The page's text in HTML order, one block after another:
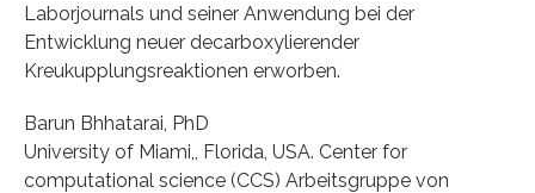
Laborjournals und seiner Anwendung bei der
Entwicklung neuer decarboxylierender
Kreukupplungsreaktionen erworben.
Barun Bhhatarai, PhD
University of Miami,, Florida, USA. Center for
computational science (CCS) Arbeitsgruppe von